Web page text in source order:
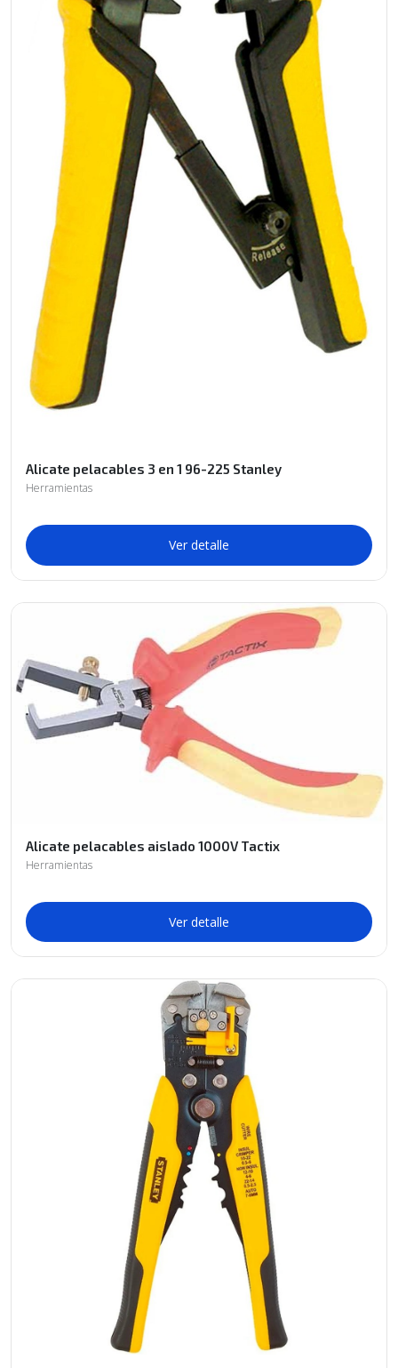
Alicate pelacables 3 en 1 96-225 Stanley
Herramientas
Ver detalle
Alicate pelacables aislado 1000V Tactix
Herramientas
Ver detalle